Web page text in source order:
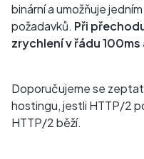
binární a umožňuje
požadavků. Při
zrychlení v řádu 100ms
Doporučujeme se
hostingu, jestli HTTP/2
HTTP/2 běží.